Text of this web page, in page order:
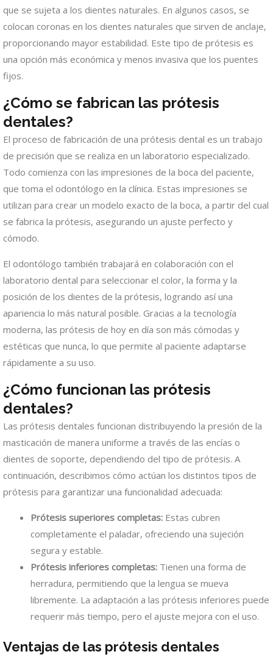
que se sujeta a los dientes naturales. En algunos casos, se
colocan coronas en los dientes naturales que sirven de anclaje,
proporcionando mayor estabilidad. Este tipo de prótesis es
una opción más económica y menos invasiva que los puentes
fijos.
¿Cómo se fabrican las prótesis
dentales?
El proceso de fabricación de una prótesis dental es un trabajo
de precisión que se realiza en un laboratorio especializado.
Todo comienza con las impresiones de la boca del paciente,
que toma el odontólogo en la clínica. Estas impresiones se
utilizan para crear un modelo exacto de la boca, a partir del cual
se fabrica la prótesis, asegurando un ajuste perfecto y
cómodo.
El odontólogo también trabajará en colaboración con el
laboratorio dental para seleccionar el color, la forma y la
posición de los dientes de la prótesis, logrando así una
apariencia lo más natural posible. Gracias a la tecnología
moderna, las prótesis de hoy en día son más cómodas y
estéticas que nunca, lo que permite al paciente adaptarse
rápidamente a su uso.
¿Cómo funcionan las prótesis
dentales?
Las prótesis dentales funcionan distribuyendo la presión de la
masticación de manera uniforme a través de las encías o
dientes de soporte, dependiendo del tipo de prótesis. A
continuación, describimos cómo actúan los distintos tipos de
prótesis para garantizar una funcionalidad adecuada:
Prótesis superiores completas: Estas cubren
completamente el paladar, ofreciendo una sujeción
segura y estable.
Prótesis inferiores completas: Tienen una forma de
herradura, permitiendo que la lengua se mueva
libremente. La adaptación a las prótesis inferiores puede
requerir más tiempo, pero el ajuste mejora con el uso.
Ventajas de las prótesis dentales